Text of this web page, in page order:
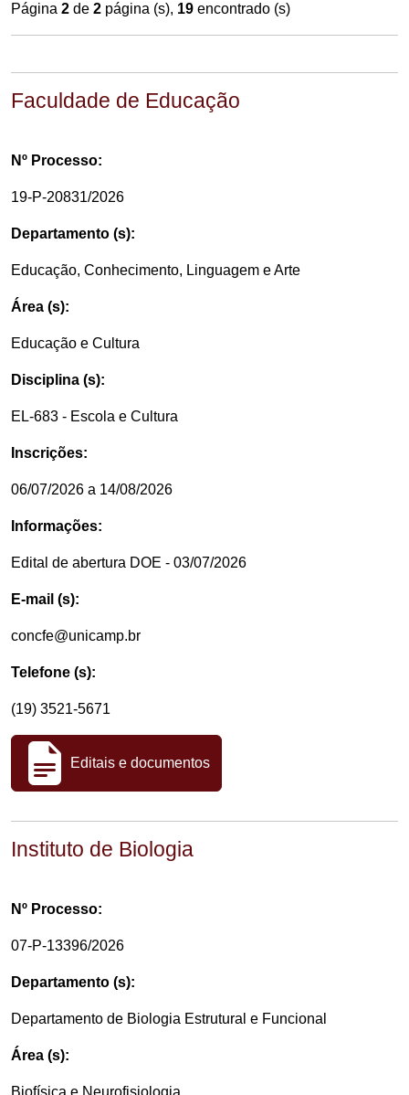
Página 2 de 2 página (s), 19 encontrado (s)
Faculdade de Educação
Nº Processo:
19-P-20831/2026
Departamento (s):
Educação, Conhecimento, Linguagem e Arte
Área (s):
Educação e Cultura
Disciplina (s):
EL-683 - Escola e Cultura
Inscrições:
06/07/2026 a 14/08/2026
Informações:
Edital de abertura DOE - 03/07/2026
E-mail (s):
concfe@unicamp.br
Telefone (s):
(19) 3521-5671
Editais e documentos
Instituto de Biologia
Nº Processo:
07-P-13396/2026
Departamento (s):
Departamento de Biologia Estrutural e Funcional
Área (s):